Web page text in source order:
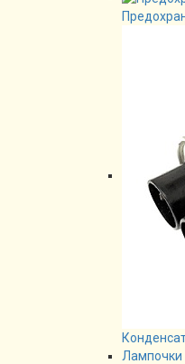
Лампочки